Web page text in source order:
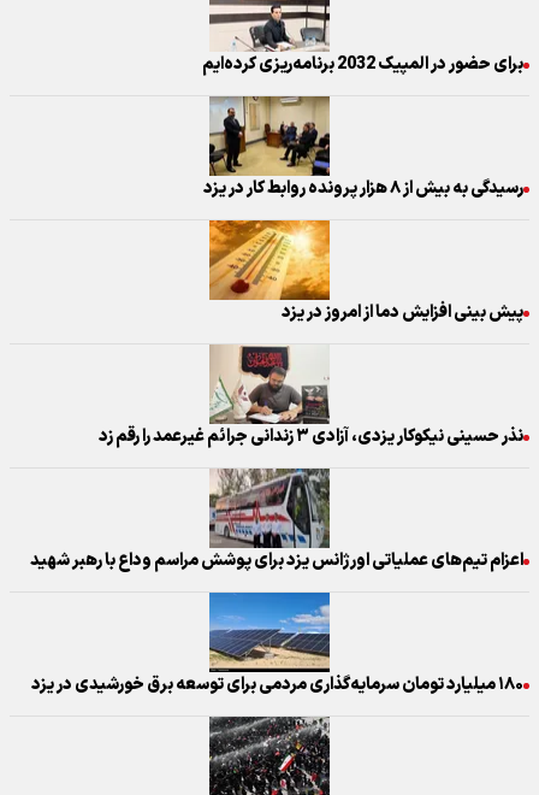
برای حضور در المپیک 2032 برنامه‌ریزی کرده‌ایم
رسیدگی به بیش از ۸ هزار پرونده روابط کار در یزد
پیش بینی افزایش دما از امروز در یزد
نذر حسینی نیکوکار یزدی، آزادی ۳ زندانی جرائم غیرعمد را رقم زد
اعزام تیم‌های عملیاتی اورژانس یزد برای پوشش مراسم وداع با رهبر شهید
۱۸۰ میلیارد تومان سرمایه‌گذاری مردمی برای توسعه برق خورشیدی در یزد